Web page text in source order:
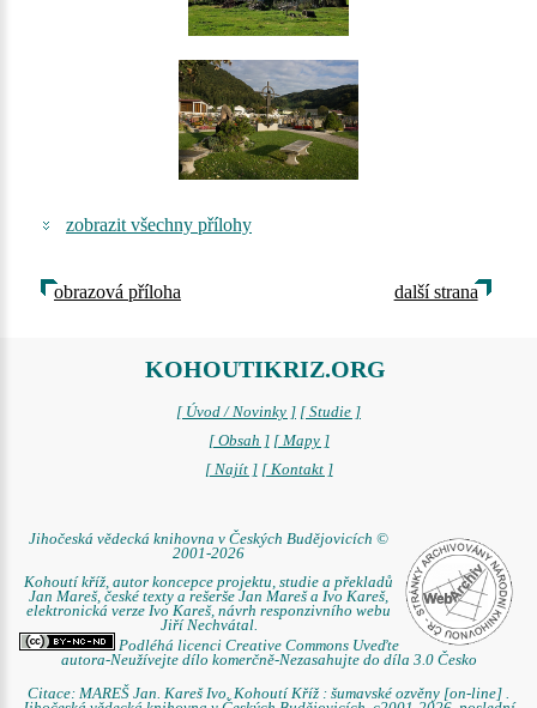
zobrazit všechny přílohy
obrazová příloha další strana
KOHOUTIKRIZ.ORG
[ Úvod / Novinky ] [ Studie ]
[ Obsah ] [ Mapy ]
[ Najít ] [ Kontakt ]
Jihočeská vědecká knihovna v Českých Budějovicích ©
2001-2026
Kohoutí kříž, autor koncepce projektu, studie a překladů
Jan Mareš, české texty a rešerše Jan Mareš a Ivo Kareš,
elektronická verze Ivo Kareš, návrh responzivního webu
Jiří Nechvátal.
Podléhá licenci Creative Commons Uveďte
autora-Neužívejte dílo komerčně-Nezasahujte do díla 3.0 Česko
Citace: MAREŠ Jan. Kareš Ivo. Kohoutí Kříž : šumavské ozvěny [on-line] .